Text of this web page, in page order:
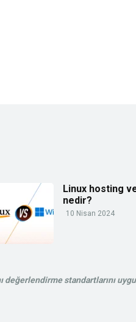
Linux hosting
nedir?
10 Nisan 2024
değerlendirme standartlarını